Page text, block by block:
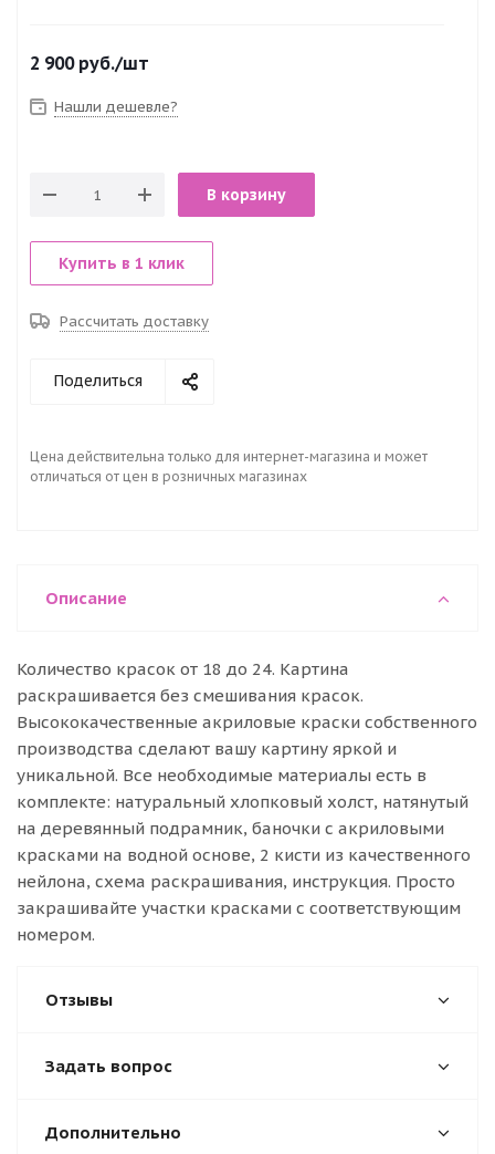
2 900руб./шт
Нашли дешевле?
В корзину
Купить в 1 клик
Рассчитать доставку
Поделиться
Цена действительна только для интернет-магазина и может
отличаться от цен в розничных магазинах
Описание
Количество красок от 18 до 24. Картина
раскрашивается без смешивания красок.
Высококачественные акриловые краски собственного
производства сделают вашу картину яркой и
уникальной. Все необходимые материалы есть в
комплекте: натуральный хлопковый холст, натянутый
на деревянный подрамник, баночки с акриловыми
красками на водной основе, 2 кисти из качественного
нейлона, схема раскрашивания, инструкция. Просто
закрашивайте участки красками с соответствующим
номером.
Отзывы
Задать вопрос
Дополнительно